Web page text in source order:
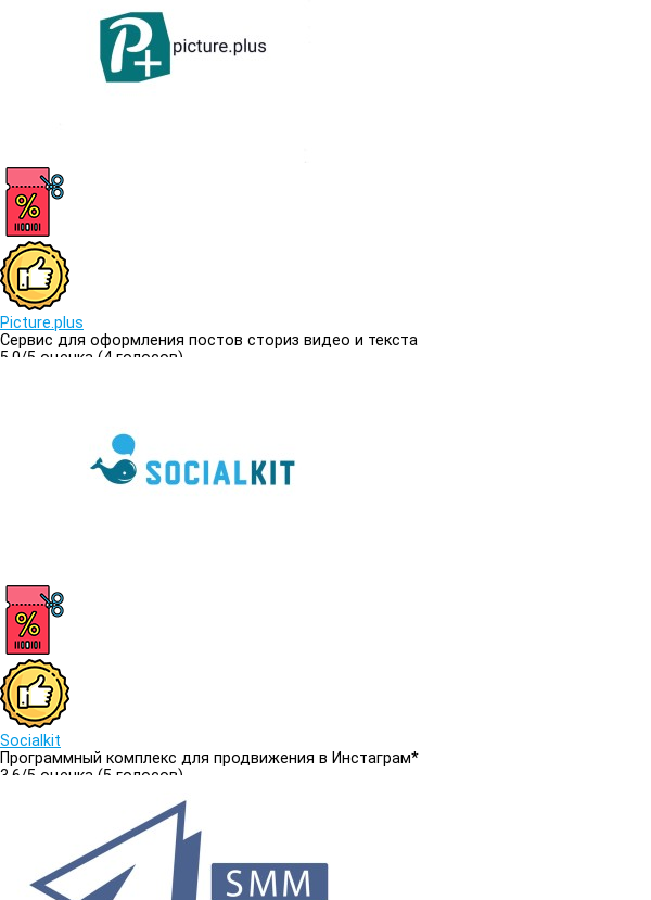
Picture.plus
Сервис для оформления постов сториз видео и текста
5.0/5 оценка (4 голосов)
Socialkit
Программный комплекс для продвижения в Инстаграм*
3.6/5 оценка (5 голосов)